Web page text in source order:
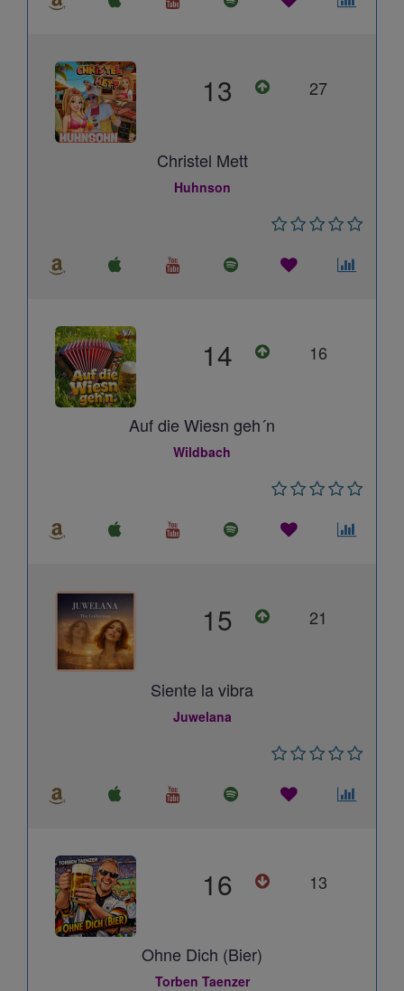
13 27
Christel Mett
Huhnson
14 16
Auf die Wiesn geh´n
Wildbach
15 21
Siente la vibra
Juwelana
16 13
Ohne Dich (Bier)
Torben Taenzer